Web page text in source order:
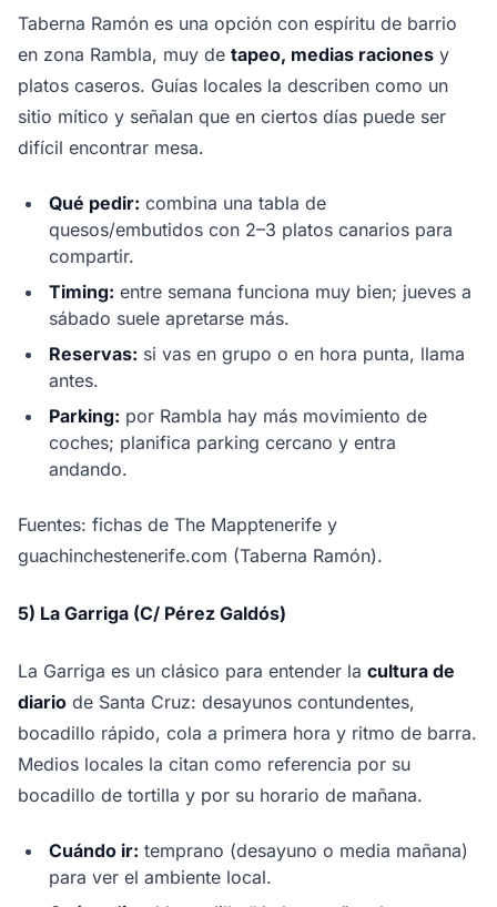
Taberna Ramón es una opción con espíritu de barrio
en zona Rambla, muy de tapeo, medias raciones y
platos caseros. Guías locales la describen como un
sitio mítico y señalan que en ciertos días puede ser
difícil encontrar mesa.
Qué pedir: combina una tabla de
quesos/embutidos con 2–3 platos canarios para
compartir.
Timing: entre semana funciona muy bien; jueves a
sábado suele apretarse más.
Reservas: si vas en grupo o en hora punta, llama
antes.
Parking: por Rambla hay más movimiento de
coches; planifica parking cercano y entra
andando.
Fuentes: fichas de The Mapptenerife y
guachinchestenerife.com (Taberna Ramón).
5) La Garriga (C/ Pérez Galdós)
La Garriga es un clásico para entender la cultura de
diario de Santa Cruz: desayunos contundentes,
bocadillo rápido, cola a primera hora y ritmo de barra.
Medios locales la citan como referencia por su
bocadillo de tortilla y por su horario de mañana.
Cuándo ir: temprano (desayuno o media mañana)
para ver el ambiente local.